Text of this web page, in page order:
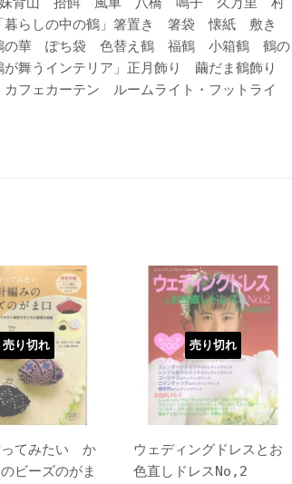
しの中の鶴」箸置き 箸袋 懐紙 敷き
華 ぽち袋 色替え鶴 福鶴 小箱鶴 鶴の
舞うインテリア」正月飾り 繭だま鶴飾り
フェカーテン ルームライト・フットライ
売り切れ
ってみたい か
ビーズのがま
売り切れ
ウェディングドレスとお
色直しドレスNo,2